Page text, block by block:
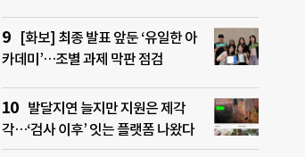
[화보] 최종 발표 앞둔 ‘유일한 아
카데미’…조별 과제 막판 점검
발달지연 늘지만 지원은 제각
각…‘검사 이후’ 잇는 플랫폼 나왔다